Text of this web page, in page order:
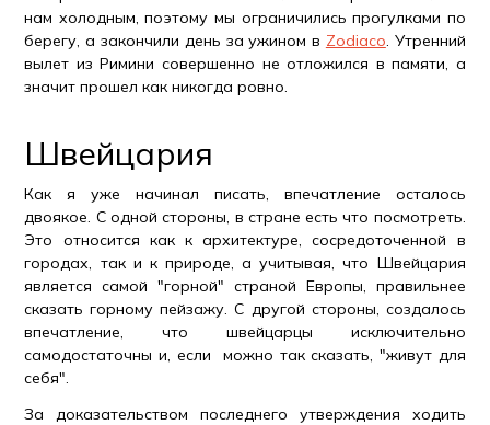
нам холодным, поэтому мы ограничились прогулками по
берегу, а закончили день за ужином в Zodiaco. Утренний
вылет из Римини совершенно не отложился в памяти, а
значит прошел как никогда ровно.
Швейцария
Как я уже начинал писать, впечатление осталось
двоякое. С одной стороны, в стране есть что посмотреть.
Это относится как к архитектуре, сосредоточенной в
городах, так и к природе, а учитывая, что Швейцария
является самой "горной" страной Европы, правильнее
сказать горному пейзажу. С другой стороны, создалось
впечатление, что швейцарцы исключительно
самодостаточны и, если можно так сказать, "живут для
себя".
За доказательством последнего утверждения ходить